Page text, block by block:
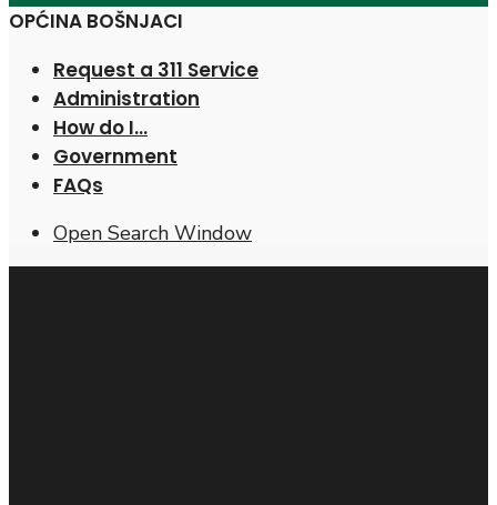
OPĆINA BOŠNJACI
Request a 311 Service
Administration
How do I…
Government
FAQs
Open Search Window